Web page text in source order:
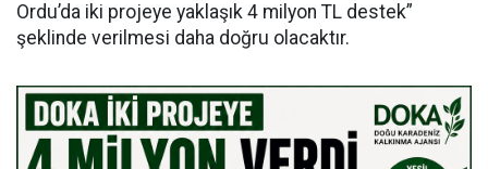
Ordu’da iki projeye yaklaşık 4 milyon TL destek”
şeklinde verilmesi daha doğru olacaktır.